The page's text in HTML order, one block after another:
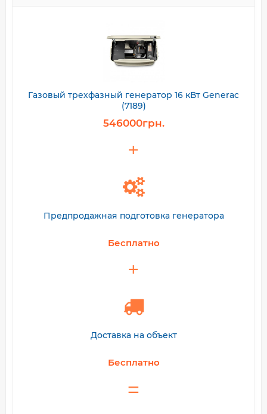
Газовый трехфазный генератор 16 кВт Generac
(7189)
546000грн.
Предпродажная подготовка генератора
Бесплатно
Доставка на объект
Бесплатно